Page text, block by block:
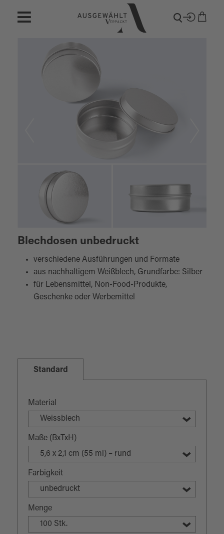
Blechdosen unbedruckt
verschiedene Ausführungen und Formate
aus nachhaltigem Weißblech, Grundfarbe: Silber
für Lebensmittel, Non-Food-Produkte,
Geschenke oder Werbemittel
Standard
Material
Weissblech
Maße (BxTxH)
5,6 x 2,1 cm (55 ml) – rund
Farbigkeit
unbedruckt
Menge
100 Stk.